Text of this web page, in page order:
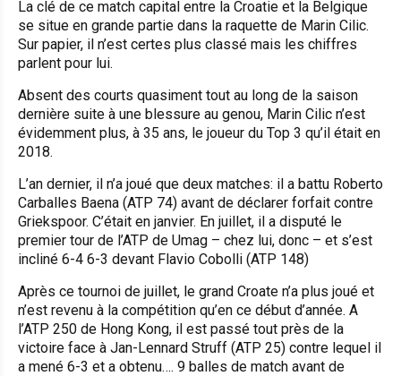
La clé de ce match capital entre la Croatie et la Belgique
se situe en grande partie dans la raquette de Marin Cilic.
Sur papier, il n’est certes plus classé mais les chiffres
parlent pour lui.
Absent des courts quasiment tout au long de la saison
dernière suite à une blessure au genou, Marin Cilic n’est
évidemment plus, à 35 ans, le joueur du Top 3 qu’il était en
2018.
L’an dernier, il n’a joué que deux matches: il a battu Roberto
Carballes Baena (ATP 74) avant de déclarer forfait contre
Griekspoor. C’était en janvier. En juillet, il a disputé le
premier tour de l’ATP de Umag – chez lui, donc – et s’est
incliné 6-4 6-3 devant Flavio Cobolli (ATP 148)
Après ce tournoi de juillet, le grand Croate n’a plus joué et
n’est revenu à la compétition qu’en ce début d’année. A
l’ATP 250 de Hong Kong, il est passé tout près de la
victoire face à Jan-Lennard Struff (ATP 25) contre lequel il
a mené 6-3 et a obtenu…. 9 balles de match avant de